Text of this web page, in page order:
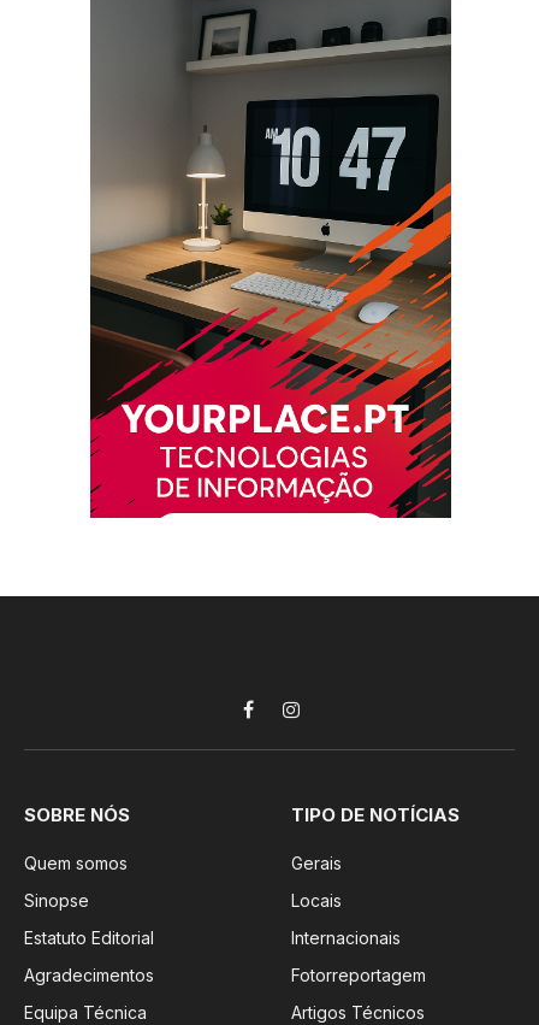
FacebookInstagram
SOBRE NÓS
Quem somos
Sinopse
Estatuto Editorial
Agradecimentos
Equipa Técnica
TIPO DE NOTÍCIAS
Gerais
Locais
Internacionais
Fotorreportagem
Artigos Técnicos